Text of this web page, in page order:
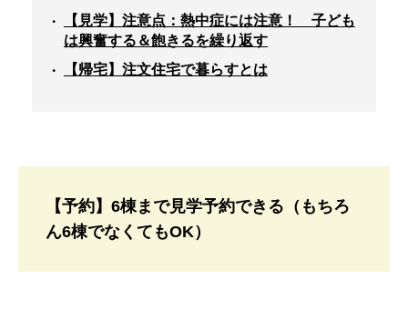
【見学】注意点：熱中症には注意！ 子ども
は興奮する＆飽きるを繰り返す
【帰宅】注文住宅で暮らすとは
【予約】6棟まで見学予約できる（もちろ
ん6棟でなくてもOK）